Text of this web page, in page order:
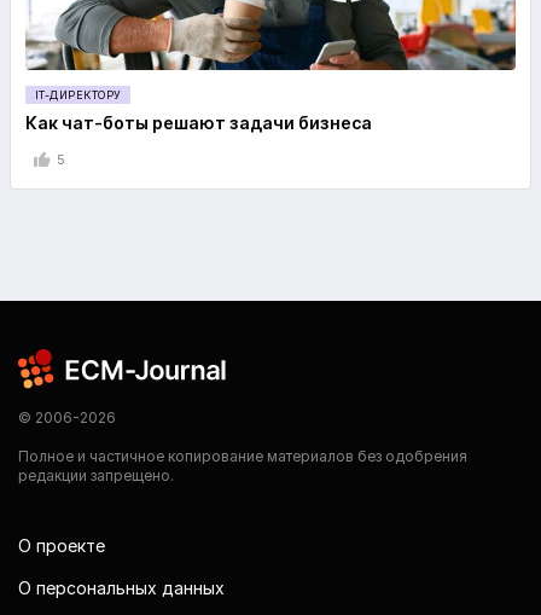
IT-ДИРЕКТОРУ
Как чат-боты решают задачи бизнеса
5
© 2006-2026
Полное и частичное копирование материалов без одобрения
редакции запрещено.
О проекте
О персональных данных